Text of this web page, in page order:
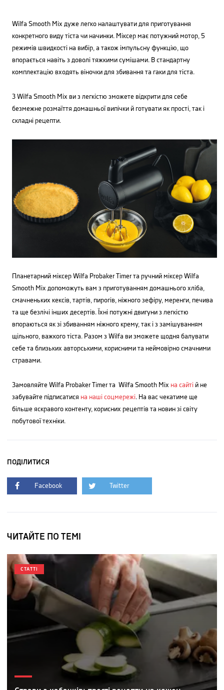
Wilfa Smooth Mix дуже легко налаштувати для приготування
конкретного виду тіста чи начинки. Міксер має потужний мотор, 5
режимів швидкості на вибір, а також імпульсну функцію, що
впорається навіть з доволі тяжкими сумішами. В стандартну
комплектацію входять віночки для збивання та гаки для тіста.
З Wilfa Smooth Mix ви з легкістю зможете відкрити для себе
безмежне розмаїття домашньої випічки й готувати як прості, так і
складні рецепти.
Планетарний міксер Wilfa Probaker Timer та ручний міксер Wilfa
Smooth Mix допоможуть вам з приготуванням домашнього хліба,
смачненьких кексів, тартів, пирогів, ніжного зефіру, меренги, печива
та ще безлічі інших десертів. Їхні потужні двигуни з легкістю
впораються як зі збиванням ніжного крему, так і з замішуванням
щільного, важкого тіста. Разом з Wilfa ви зможете щодня балувати
себе та близьких авторськими, корисними та неймовірно смачними
стравами.
Замовляйте Wilfa Probaker Timer та Wilfa Smooth Mix на сайті й не
забувайте підписатися на наші соцмережі. На вас чекатиме ще
більше яскравого контенту, корисних рецептів та новин зі світу
побутової техніки.
ПОДІЛИТИСЯ
Facebook Twitter
ЧИТАЙТЕ ПО ТЕМІ
СТАТТІ